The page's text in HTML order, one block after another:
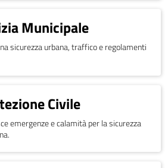
Municipale
sicurezza urbana, traffico e regolamenti
Civile
emergenze e calamità per la sicurezza